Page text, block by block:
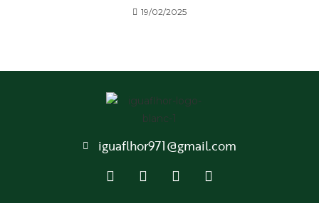
19/02/2025
iguaflhor971@gmail.com